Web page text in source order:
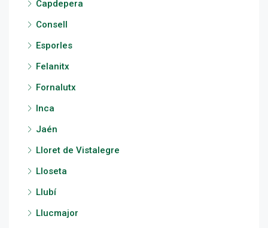
Capdepera
Consell
Esporles
Felanitx
Fornalutx
Inca
Jaén
Lloret de Vistalegre
Lloseta
Llubí
Llucmajor